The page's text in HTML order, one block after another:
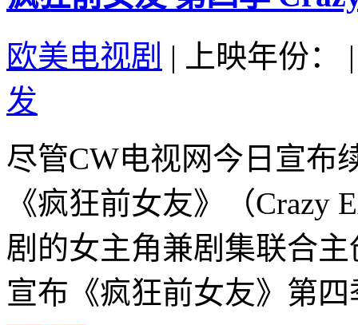
欧美电视剧 | 上映年份：
|
发
尽管CW电视网今日宣布
《疯狂前女友》（Crazy
剧的女主角兼剧集联合
宣布《疯狂前女友》第四